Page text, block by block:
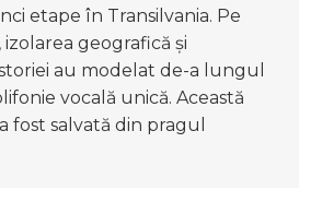
etape în Transilvania. Pe
izolarea geografică și
au modelat de-a lungul
vocală unică. Această
fost salvată din pragul